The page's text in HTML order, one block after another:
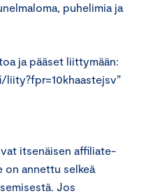
puhelimia ja
ja pääset liittymään:
itsenäisen affiliate-
on annettu selkeä
Jos